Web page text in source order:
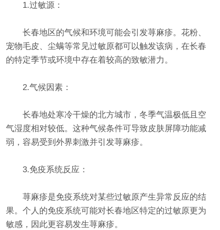
1.过敏源：
长春地区的气候和环境可能会引发荨麻疹。花粉、
宠物毛皮、尘螨等常见过敏原都可以触发该病，在长春
的特定季节或环境中存在着较高的致敏潜力。
2.气候因素：
长春地处寒冷干燥的北方城市，冬季气温极低且空
气湿度相对较低。这种气候条件可导致皮肤屏障功能减
弱，容易受到外界刺激并引发荨麻疹。
3.免疫系统反应：
荨麻疹是免疫系统对某些过敏原产生异常反应的结
果。个人的免疫系统可能对长春地区特定的过敏原更为
敏感，因此更容易发生荨麻疹。